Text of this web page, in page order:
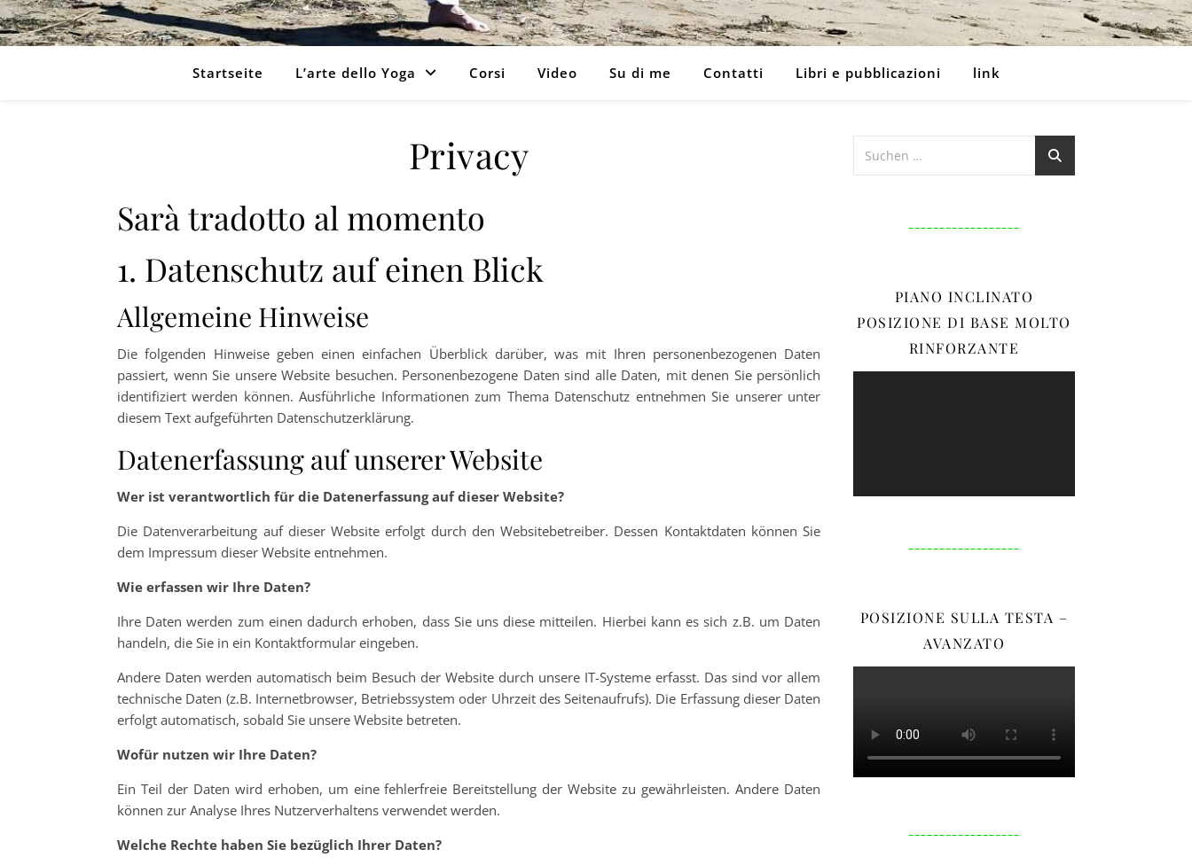
Startseite L’arte dello Yoga Corsi Video Su di me Contatti Libri e pubblicazioni link
Privacy
Sarà tradotto al momento
1. Datenschutz auf einen Blick
Allgemeine Hinweise
Die folgenden Hinweise geben einen einfachen Überblick darüber, was mit Ihren personenbezogenen Daten
passiert, wenn Sie unsere Website besuchen. Personenbezogene Daten sind alle Daten, mit denen Sie persönlich
identifiziert werden können. Ausführliche Informationen zum Thema Datenschutz entnehmen Sie unserer unter
diesem Text aufgeführten Datenschutzerklärung.
Datenerfassung auf unserer Website
Wer ist verantwortlich für die Datenerfassung auf dieser Website?
Die Datenverarbeitung auf dieser Website erfolgt durch den Websitebetreiber. Dessen Kontaktdaten können Sie
dem Impressum dieser Website entnehmen.
Wie erfassen wir Ihre Daten?
Ihre Daten werden zum einen dadurch erhoben, dass Sie uns diese mitteilen. Hierbei kann es sich z.B. um Daten
handeln, die Sie in ein Kontaktformular eingeben.
Andere Daten werden automatisch beim Besuch der Website durch unsere IT-Systeme erfasst. Das sind vor allem
technische Daten (z.B. Internetbrowser, Betriebssystem oder Uhrzeit des Seitenaufrufs). Die Erfassung dieser Daten
erfolgt automatisch, sobald Sie unsere Website betreten.
Wofür nutzen wir Ihre Daten?
Ein Teil der Daten wird erhoben, um eine fehlerfreie Bereitstellung der Website zu gewährleisten. Andere Daten
können zur Analyse Ihres Nutzerverhaltens verwendet werden.
Welche Rechte haben Sie bezüglich Ihrer Daten?
PIANO INCLINATO
POSIZIONE DI BASE MOLTO
RINFORZANTE
POSIZIONE SULLA TESTA –
AVANZATO